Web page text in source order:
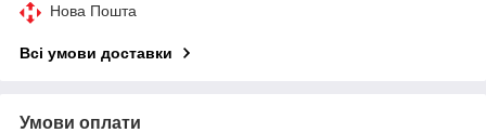
Нова Пошта
Всі умови доставки
Умови оплати